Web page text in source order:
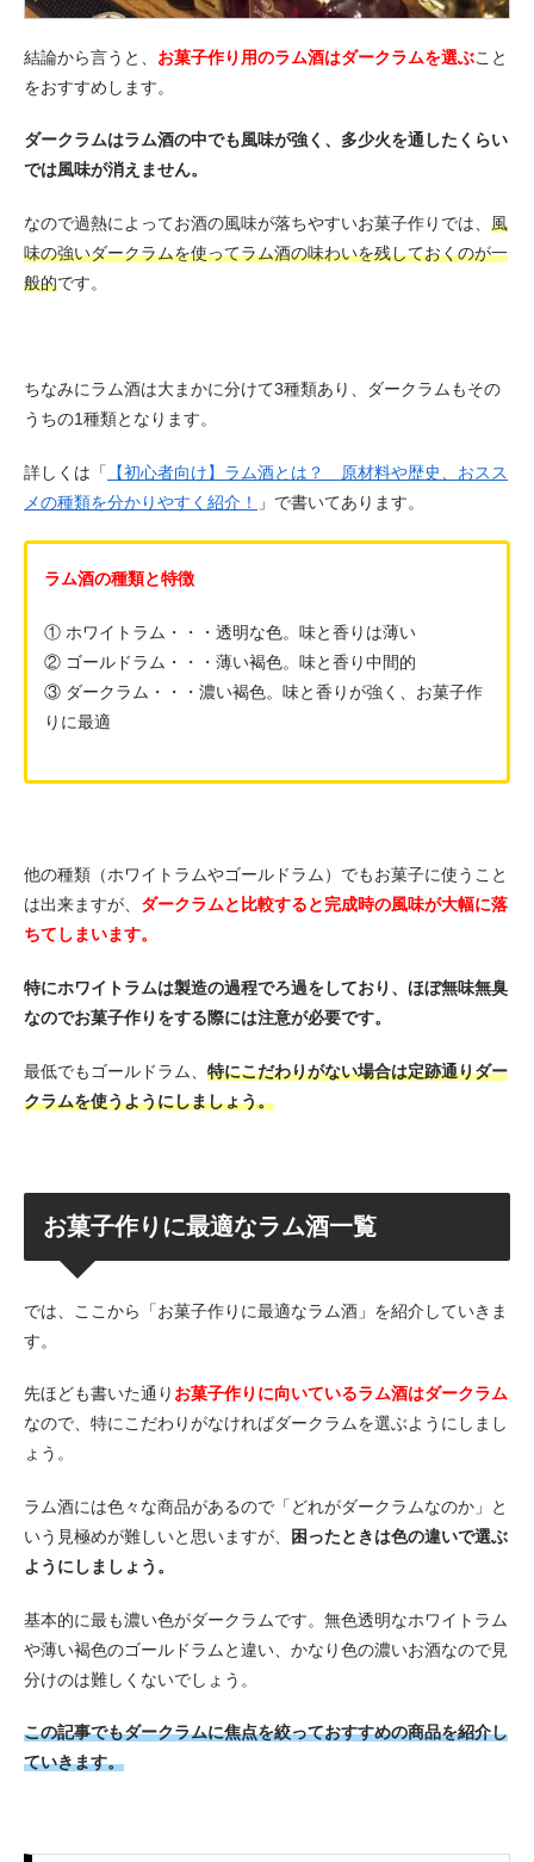
結論から言うと、 お菓子作り用のラム酒はダークラムを選ぶこと
をおすすめします。
ダークラムはラム酒の中でも風味が強く、多少火を通したくらい
では風味が消えません。
なので過熱によってお酒の風味が落ちやすいお菓子作りでは、 風
味の強いダークラムを使ってラム酒の味わいを残しておくのが一
般的です。
ちなみにラム酒は大まかに分けて3種類あり、ダークラムもその
うちの1種類となります。
詳しくは「
【初心者向け】ラム酒とは？ 原材料や歴史、おスス
メの種類を分かりやすく紹介！
」で書いてあります。
ラム酒の種類と特徴
① ホワイトラム・・・透明な色。味と香りは薄い
② ゴールドラム・・・薄い褐色。味と香り中間的
③ ダークラム・・・濃い褐色。味と香りが強く、お菓子作
りに最適
他の種類（ホワイトラムやゴールドラム）でもお菓子に使うこと
は出来ますが、 ダークラムと比較すると完成時の風味が大幅に落
ちてしまいます。
特にホワイトラムは製造の過程でろ過をしており、ほぼ無味無臭
なのでお菓子作りをする際には注意が必要です。
最低でもゴールドラム、 特にこだわりがない場合は定跡通りダー
クラムを使うようにしましょう。
お菓子作りに最適なラム酒一覧
では、ここから「お菓子作りに最適なラム酒」を紹介していきま
す。
先ほども書いた通り お菓子作りに向いているラム酒はダークラム
なので、特にこだわりがなければダークラムを選ぶようにしまし
ょう。
ラム酒には色々な商品があるので「どれがダークラムなのか」と
いう見極めが難しいと思いますが、
困ったときは色の違いで選ぶ
ようにしましょう。
基本的に最も濃い色がダークラムです。無色透明なホワイトラム
や薄い褐色のゴールドラムと違い、かなり色の濃いお酒なので見
分けのは難しくないでしょう。
この記事でもダークラムに焦点を絞っておすすめの商品を紹介し
ていきます。